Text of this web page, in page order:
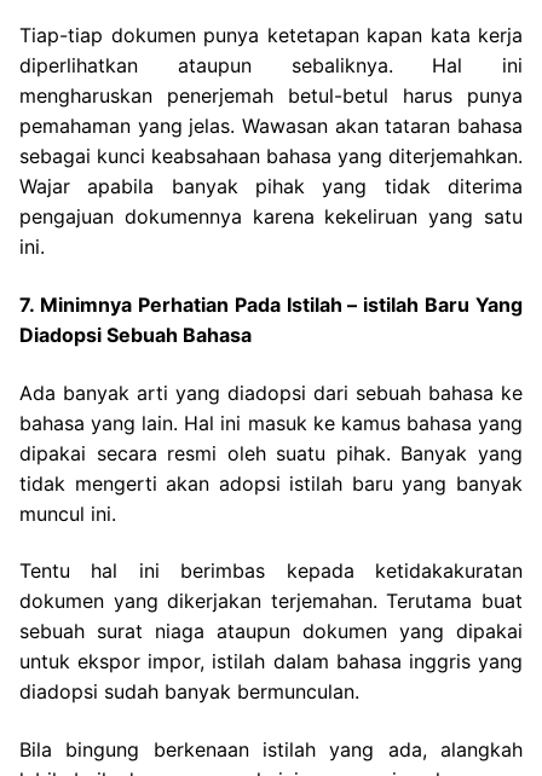
Tiap-tiap dokumen punya ketetapan kapan kata kerja
diperlihatkan ataupun sebaliknya. Hal ini
mengharuskan penerjemah betul-betul harus punya
pemahaman yang jelas. Wawasan akan tataran bahasa
sebagai kunci keabsahaan bahasa yang diterjemahkan.
Wajar apabila banyak pihak yang tidak diterima
pengajuan dokumennya karena kekeliruan yang satu
ini.
7. Minimnya Perhatian Pada Istilah – istilah Baru Yang
Diadopsi Sebuah Bahasa
Ada banyak arti yang diadopsi dari sebuah bahasa ke
bahasa yang lain. Hal ini masuk ke kamus bahasa yang
dipakai secara resmi oleh suatu pihak. Banyak yang
tidak mengerti akan adopsi istilah baru yang banyak
muncul ini.
Tentu hal ini berimbas kepada ketidakakuratan
dokumen yang dikerjakan terjemahan. Terutama buat
sebuah surat niaga ataupun dokumen yang dipakai
untuk ekspor impor, istilah dalam bahasa inggris yang
diadopsi sudah banyak bermunculan.
Bila bingung berkenaan istilah yang ada, alangkah